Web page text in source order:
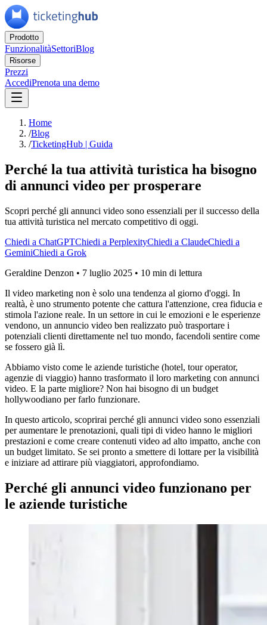
Prodotto
FunzionalitàSettoriBlog
Risorse
Prezzi
AccediPrenota una demo
Home
/Blog
/TicketingHub | Guida
Perché la tua attività turistica ha bisogno
di annunci video per prosperare
Scopri perché gli annunci video sono essenziali per il successo della
tua attività turistica nel mercato competitivo di oggi.
Chiedi a ChatGPTChiedi a PerplexityChiedi a ClaudeChiedi a
GeminiChiedi a Grok
Geraldine Denzon • 7 luglio 2025 • 10 min di lettura
Il video marketing non è solo una tendenza al giorno d'oggi. In
realtà, è uno strumento potente che cattura l'attenzione, crea fiducia e
stimola l'azione reale. In un settore in cui le emozioni e le esperienze
vendono, un annuncio video ben realizzato può trasportare i
potenziali clienti direttamente nel tuo mondo, facendoli sentire come
se fossero già lì.
Abbiamo visto come le aziende turistiche (hotel, tour operator,
agenzie di viaggio) hanno trasformato il loro marketing con annunci
video. E la parte migliore? Non hai bisogno di un budget
hollywoodiano per farlo funzionare.
In questo articolo, scoprirai perché gli annunci video sono essenziali
per aumentare le prenotazioni, quali tipi di video hanno le migliori
prestazioni e come creare contenuti video ad alto impatto, anche con
un budget limitato. Se sei pronto a smettere di lottare per la visibilità
e iniziare ad attirare più viaggiatori, approfondiamo.
Perché gli annunci video funzionano per
le aziende turistiche